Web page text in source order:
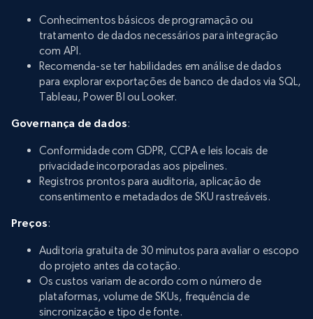
Conhecimentos básicos de programação ou
tratamento de dados necessários para integração
com API.
Recomenda-se ter habilidades em análise de dados
para explorar exportações de banco de dados via SQL,
Tableau, Power BI ou Looker.
Governança de dados:
Conformidade com GDPR, CCPA e leis locais de
privacidade incorporadas aos pipelines.
Registros prontos para auditoria, aplicação de
consentimento e metadados de SKU rastreáveis.
Preços:
Auditoria gratuita de 30 minutos para avaliar o escopo
do projeto antes da cotação.
Os custos variam de acordo com o número de
plataformas, volume de SKUs, frequência de
sincronização e tipo de fonte.